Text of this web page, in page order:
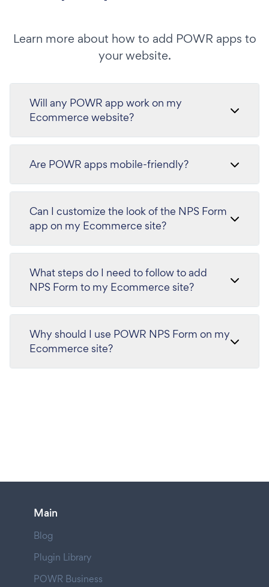
Learn more about how to add POWR apps to
your website.
Will any POWR app work on my
Ecommerce website?
Are POWR apps mobile-friendly?
Can I customize the look of the NPS Form
app on my Ecommerce site?
What steps do I need to follow to add
NPS Form to my Ecommerce site?
Why should I use POWR NPS Form on my
Ecommerce site?
Main
Blog
Plugin Library
POWR Business